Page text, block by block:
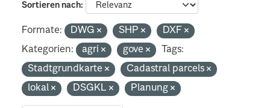
Sortieren nach
Formate: DWG SHP
DXF
Kategorien:
agri gove
Tags:
Stadtgrundkarte
Cadastral parcels
lokal
DSGKL Planung